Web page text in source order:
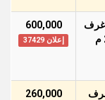
600,000
إعلان 37429
غرف
260,000